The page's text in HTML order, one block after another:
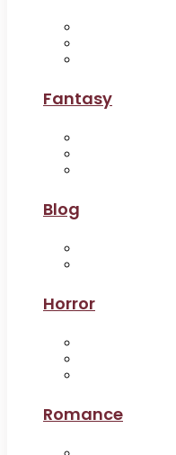
Fantasy
Blog
Horror
Romance